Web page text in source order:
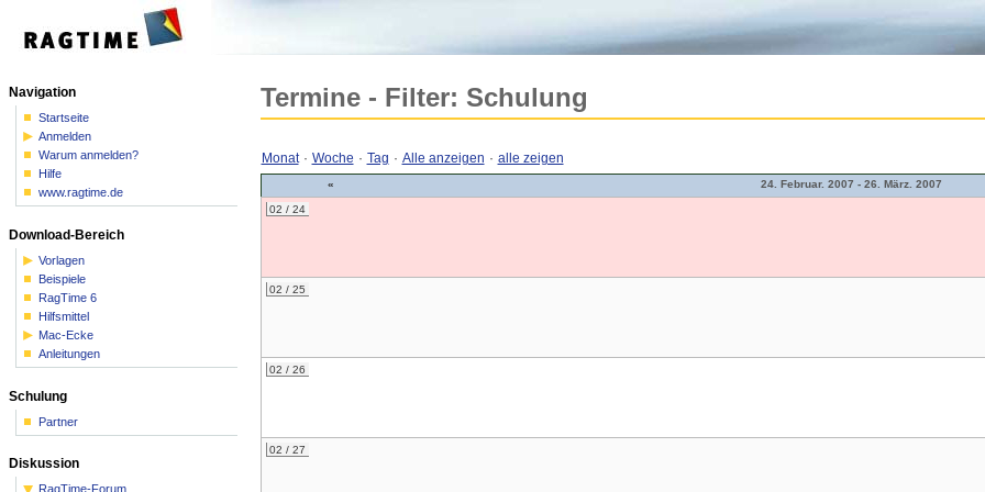
Termine - Filter: Schulung
Monat· Woche · Tag · Alle anzeigen · alle zeigen
« 24. Februar. 2007 - 26. März. 2007
02 / 24
02 / 25
02 / 26
02 / 27
Navigation
Startseite
Anmelden
Warum anmelden?
Hilfe
www.ragtime.de
Download-Bereich
Vorlagen
Beispiele
RagTime 6
Hilfsmittel
Mac-Ecke
Anleitungen
Schulung
Partner
Diskussion
RagTime-Forum